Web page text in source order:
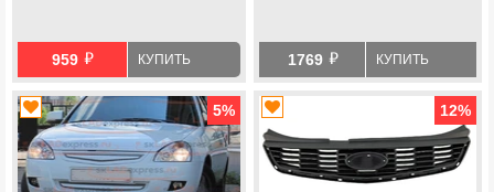
959 й КУПИТЬ 1769 й КУПИТЬ
5% 12%